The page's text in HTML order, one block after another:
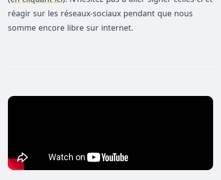
réagir sur les réseaux-sociaux pendant que nous
somme encore libre sur internet.